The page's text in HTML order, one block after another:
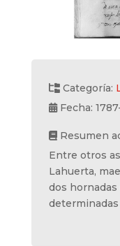
Categoría:
Fecha:
Resumen
Entre otros
Lahuerta,
dos hornadas